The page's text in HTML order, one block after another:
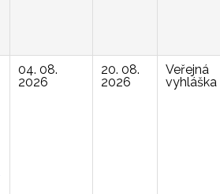
04. 08.
2026
20. 08.
2026
Veřejná
vyhláška